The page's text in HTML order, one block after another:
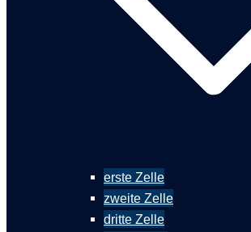
erste Zelle
zweite Zelle
dritte Zelle